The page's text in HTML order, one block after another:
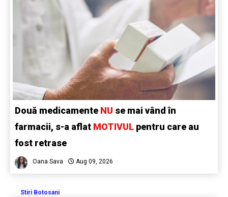
Două medicamente NU se mai vând în
farmacii, s-a aflat MOTIVUL pentru care au
fost retrase
Oana Sava Aug 09, 2026
Stiri Botosani